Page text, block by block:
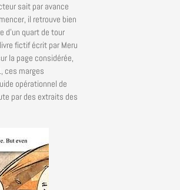
sait par avance
il retrouve bien
d’un quart de tour
fictif écrit par Meru
la page considérée,
ces marges
opérationnel de
par des extraits des